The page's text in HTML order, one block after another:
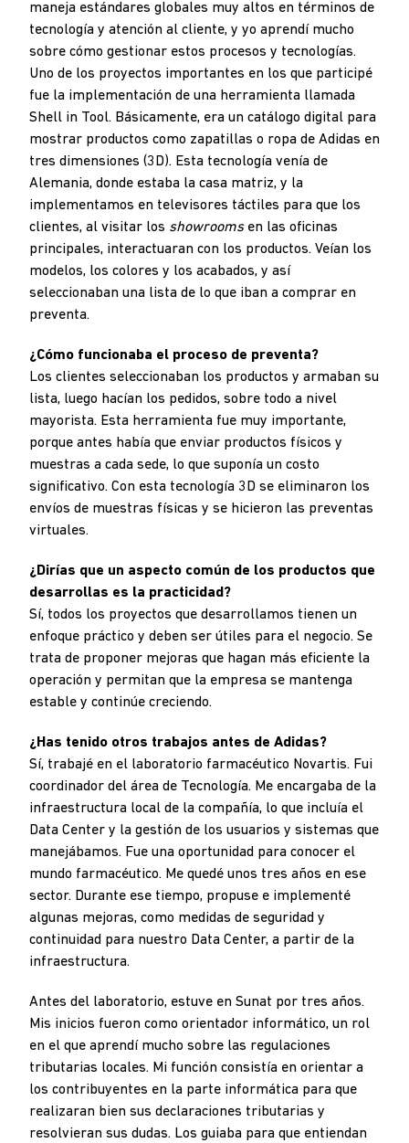
maneja estándares globales muy altos en términos de
tecnología y atención al cliente, y yo aprendí mucho
sobre cómo gestionar estos procesos y tecnologías.
Uno de los proyectos importantes en los que participé
fue la implementación de una herramienta llamada
Shell in Tool. Básicamente, era un catálogo digital para
mostrar productos como zapatillas o ropa de Adidas en
tres dimensiones (3D). Esta tecnología venía de
Alemania, donde estaba la casa matriz, y la
implementamos en televisores táctiles para que los
clientes, al visitar los showroomsen las oficinas
principales, interactuaran con los productos. Veían los
modelos, los colores y los acabados, y así
seleccionaban una lista de lo que iban a comprar en
preventa.
¿Cómo funcionaba el proceso de preventa?
Los clientes seleccionaban los productos y armaban su
lista, luego hacían los pedidos, sobre todo a nivel
mayorista. Esta herramienta fue muy importante,
porque antes había que enviar productos físicos y
muestras a cada sede, lo que suponía un costo
significativo. Con esta tecnología 3D se eliminaron los
envíos de muestras físicas y se hicieron las preventas
virtuales.
¿Dirías que un aspecto común de los productos que
desarrollas es la practicidad?
Sí, todos los proyectos que desarrollamos tienen un
enfoque práctico y deben ser útiles para el negocio. Se
trata de proponer mejoras que hagan más eficiente la
operación y permitan que la empresa se mantenga
estable y continúe creciendo.
¿Has tenido otros trabajos antes de Adidas?
Sí, trabajé en el laboratorio farmacéutico Novartis. Fui
coordinador del área de Tecnología. Me encargaba de la
infraestructura local de la compañía, lo que incluía el
Data Center y la gestión de los usuarios y sistemas que
manejábamos. Fue una oportunidad para conocer el
mundo farmacéutico. Me quedé unos tres años en ese
sector. Durante ese tiempo, propuse e implementé
algunas mejoras, como medidas de seguridad y
continuidad para nuestro Data Center, a partir de la
infraestructura.
Antes del laboratorio, estuve en Sunat por tres años.
Mis inicios fueron como orientador informático, un rol
en el que aprendí mucho sobre las regulaciones
tributarias locales. Mi función consistía en orientar a
los contribuyentes en la parte informática para que
realizaran bien sus declaraciones tributarias y
resolvieran sus dudas. Los guiaba para que entiendan